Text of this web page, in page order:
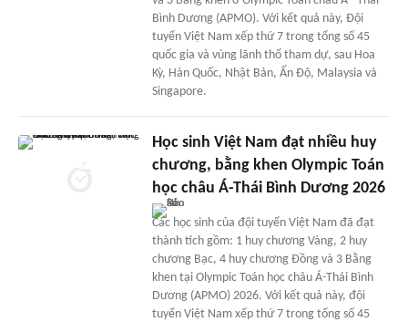
Bình Dương (APMO). Với kết quả này, Đội
tuyển Việt Nam xếp thứ 7 trong tổng số 45
quốc gia và vùng lãnh thổ tham dự, sau Hoa
Kỳ, Hàn Quốc, Nhật Bản, Ấn Độ, Malaysia và
Singapore.
Học sinh Việt Nam đạt nhiều huy
chương, bằng khen Olympic Toán
học châu Á-Thái Bình Dương 2026
Các học sinh của đội tuyển Việt Nam đã đạt
thành tích gồm: 1 huy chương Vàng, 2 huy
chương Bạc, 4 huy chương Đồng và 3 Bằng
khen tại Olympic Toán học châu Á-Thái Bình
Dương (APMO) 2026. Với kết quả này, đội
tuyển Việt Nam xếp thứ 7 trong tổng số 45